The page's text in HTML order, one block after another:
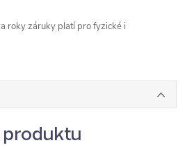
roky záruky platí pro fyzické i